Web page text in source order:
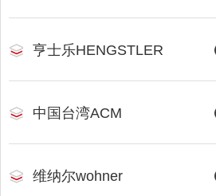
亨士乐HENGSTLER
中国台湾ACM
维纳尔wohner